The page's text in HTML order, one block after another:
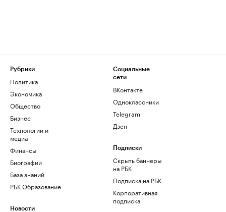
Рубрики
Политика
Экономика
Общество
Бизнес
Технологии и
медиа
Финансы
Биографии
База знаний
РБК Образование
Новости
Социальные
сети
ВКонтакте
Одноклассники
Telegram
Дзен
Подписки
Скрыть баннеры
на РБК
Подписка на РБК
Корпоративная
подписка